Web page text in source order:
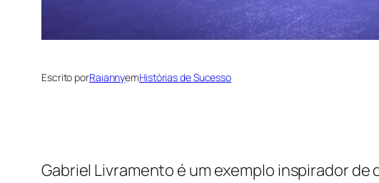
Escrito porRaiannyemHistórias de Sucesso
Gabriel Livramento é um exemplo inspirador